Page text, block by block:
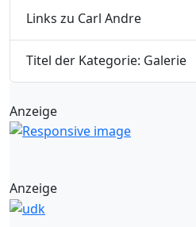
Links zu Carl Andre
Titel der Kategorie: Galerie
Anzeige
Anzeige